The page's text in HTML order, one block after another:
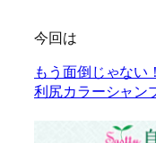
今回は
もう面倒じゃない
利尻カラーシャン